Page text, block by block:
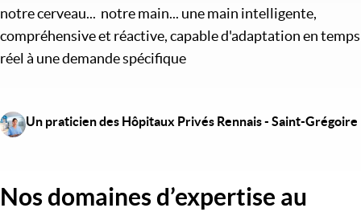
notre cerveau... notre main... une main intelligente,
compréhensive et réactive, capable d'adaptation en temps
réel à une demande spécifique
ImageUn praticien des Hôpitaux Privés Rennais - Saint-Grégoire
Nos domaines d’expertise au